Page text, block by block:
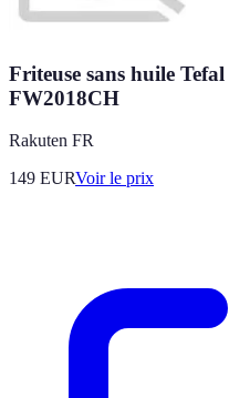
Friteuse sans huile
FW2018CH
Rakuten FR
149 EURVoir le prix